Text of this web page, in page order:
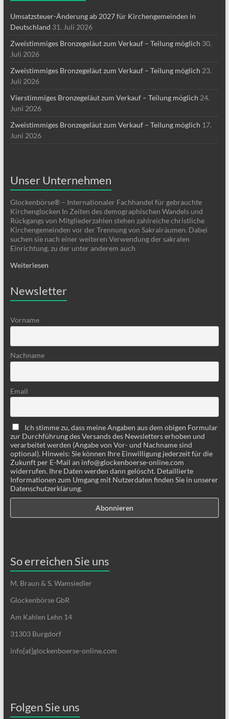
Umsatzsteuer-Änderung ab 2027 für Kirchengemeinden in
Deutschland 31. Juli 2026
Zweistimmiges Bronzegeläut zum Verkauf – Teilung möglich 30.
Juli 2026
Zweistimmiges Bronzegeläut zum Verkauf – Teilung möglich 23.
Juli 2026
Vierstimmiges Bronzegeläut zum Verkauf – Teilung möglich 24.
Juni 2026
Zweistimmiges Bronzegeläut zum Verkauf – Teilung möglich 17.
Juni 2026
Unser Unternehmen
Glockenbörse® – Internationaler Fachhandel für gebrauchte
Kirchenglocken In Zeiten des demographischen Wandels und
Rückgangs von Mitgliederzahlen stehen zahlreiche christliche
Kirchengemeinden vor der Trennung von Sakralräumen. Dabei
suchen sie nach einer weiteren Verwendung der sakralen
Einrichtung, zu der unter anderem auch
Weiterlesen
Newsletter
Vorname
Nachname
Email
Ich stimme zu, dass meine Angaben aus dem obigen Formular
zur Durchführung des Versands des Newsletters erhoben und
verarbeitet werden (Angabe von Vor- und Nachname sind
optional). Hinweis: Sie können Ihre Einwilligung jederzeit für die
Zukunft per E-Mail an info@glockenboerse-online.com
widerrufen. Ihre Daten werden dann gelöscht. Detaillierte
Informationen zum Umgang mit Nutzerdaten finden Sie in unserer
Datenschutzerklärung.
So erreichen Sie uns
M. Braun & S. Wamsiedler
Glockenbörse GbR
Am Kahlen Lehn 14
31303 Burgdorf
info[at]glockenboerse-online.com
Folgen Sie uns